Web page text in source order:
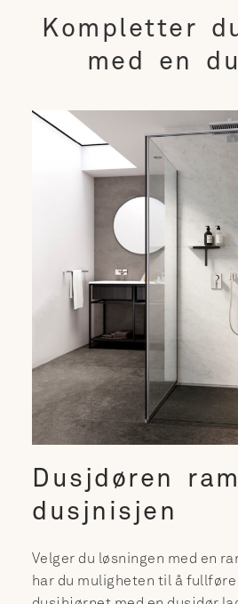
Kompletter
med en
Dusjdøren
dusjnisjen
Velger du løsningen med en
har du muligheten til å